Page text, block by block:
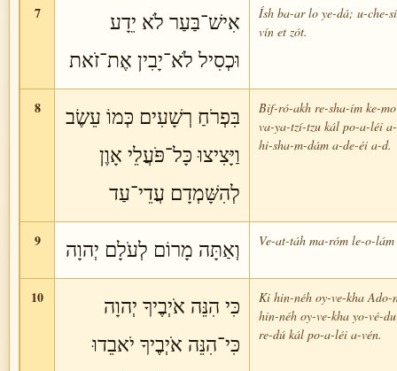
7
אִישׁ־בַּעַר לֹא יֵדָע
וּכְסִיל לֹא־יָבִין אֶת־זֹאת
Ísh ba-ar lo ye-dá; u-che-
vín et zót.
8
בִּפְרֹחַ רְשָׁעִים כְּמוֹ עֵשֶׂב
וַיָּצִיצוּ כָּל־פֹּעֲלֵי אָוֶן
לְהִשָּׁמְדָם עֲדֵי־עַד
Bif-ró-akh re-sha-ím ke-
va-ya-tzí-tzu kál po-a-léi
hi-sha-m-dám a-de-éi a-d.
9 וְאַתָּה מָרוֹם לְעֹלָם יְהוָה Ve-at-táh ma-róm le-o-
10
כִּי הִנֵּה אֹיְבֶיךָ יְהוָה
כִּי־הִנֵּה אֹיְבֶיךָ יֹאבֵדוּ
Ki hin-néh oy-ve-kha
hin-néh oy-ve-kha yo-vé-
re-dú kál po-a-léi a-vén.